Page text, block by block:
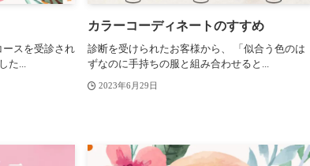
ースを受診され
...
カラーコーディネートのすすめ
診断を受けられたお客様から、 「似合う色のは
ずなのに手持ちの服と組み合わせると...
2023年6月29日